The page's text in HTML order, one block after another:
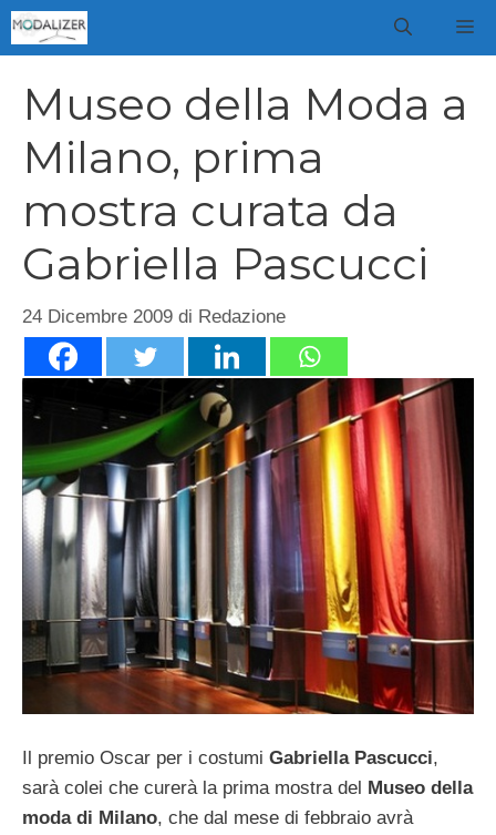
Vai
al
Museo della Moda a
Milano, prima
mostra curata da
Gabriella Pascucci
24 Dicembre 2009 di Redazione
Il premio Oscar per i costumi Gabriella Pascucci,
sarà colei che curerà la prima mostra del Museo della
moda di Milano, che dal mese di febbraio avrà